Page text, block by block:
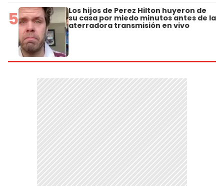
5 Los hijos de Perez Hilton huyeron de
su casa por miedo minutos antes de la
aterradora transmisión en vivo